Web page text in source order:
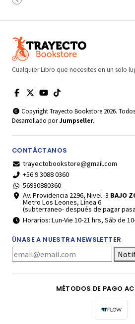
Cualquier Libro que necesites en un solo
Copyright Trayecto Bookstore 2026.
Desarrollado porJumpseller.
CONTÁCTANOS
trayectobookstore@gmail.com
+56 9 3088 0360
56930880360
Av. Providencia 2296, Nivel -3 BAJO
Metro Los Leones, Línea 6.
(subterraneo- después de pagar
Horarios: Lun-Vie 10-21 hrs, Sáb de
ÚNASE A NUESTRA NEWSLETTER
MÉTODOS DE PAGO